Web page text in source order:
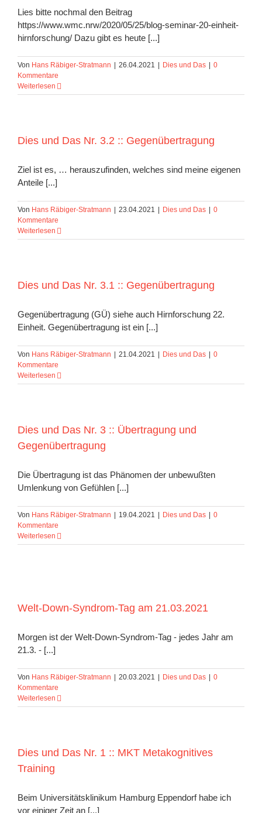
Lies bitte nochmal den Beitrag
https://www.wmc.nrw/2020/05/25/blog-seminar-20-einheit-
hirnforschung/ Dazu gibt es heute [...]
Von Hans Räbiger-Stratmann 26.04.2021 Dies und Das
0
Kommentare
Weiterlesen
Dies und Das Nr. 3.2 :: Gegenübertragung
Ziel ist es, … herauszufinden, welches sind meine eigenen
Anteile [...]
Von Hans Räbiger-Stratmann 23.04.2021 Dies und Das
0
Kommentare
Weiterlesen
Dies und Das Nr. 3.1 :: Gegenübertragung
Gegenübertragung (GÜ) siehe auch Hirnforschung 22.
Einheit. Gegenübertragung ist ein [...]
Von Hans Räbiger-Stratmann 21.04.2021 Dies und Das
0
Kommentare
Weiterlesen
Dies und Das Nr. 3 :: Übertragung und
Gegenübertragung
Die Übertragung ist das Phänomen der unbewußten
Umlenkung von Gefühlen [...]
Von Hans Räbiger-Stratmann 19.04.2021 Dies und Das
0
Kommentare
Weiterlesen
Welt-Down-Syndrom-Tag am 21.03.2021
Morgen ist der Welt-Down-Syndrom-Tag - jedes Jahr am
21.3. - [...]
Von Hans Räbiger-Stratmann 20.03.2021 Dies und Das
0
Kommentare
Weiterlesen
Dies und Das Nr. 1 :: MKT Metakognitives
Training
Beim Universitätsklinikum Hamburg Eppendorf habe ich
vor einiger Zeit an [...]